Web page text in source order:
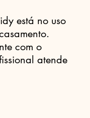
está no uso
com o
atende